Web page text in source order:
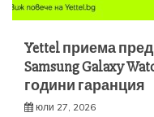
Yettel приема
Samsung Galaxy
години гаранция
юли 27, 2026